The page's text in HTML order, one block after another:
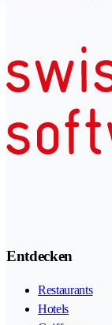
Entdecken
Restaurants
Hotels